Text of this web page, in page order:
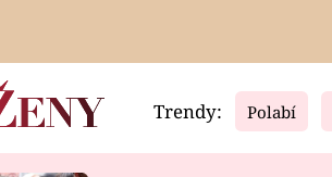
Video
Trendy: Polabí